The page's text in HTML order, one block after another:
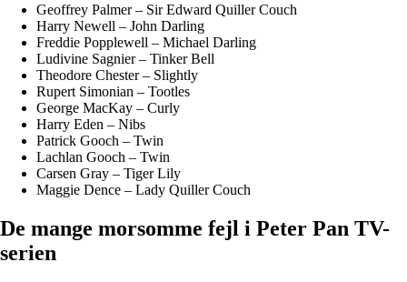
Geoffrey Palmer – Sir Edward Quiller Couch
Harry Newell – John Darling
Freddie Popplewell – Michael Darling
Ludivine Sagnier – Tinker Bell
Theodore Chester – Slightly
Rupert Simonian – Tootles
George MacKay – Curly
Harry Eden – Nibs
Patrick Gooch – Twin
Lachlan Gooch – Twin
Carsen Gray – Tiger Lily
Maggie Dence – Lady Quiller Couch
De mange morsomme fejl i Peter Pan TV-
serien